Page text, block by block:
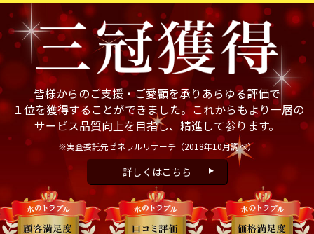
皆様からのご支援・ご愛顧を承りあらゆる評価で
１位を獲得することができました。これからもより一層の
サービス品質向上を目指し、精進して参ります。
※実査委託先ゼネラルリサーチ （2018年10月調べ）
詳しくはこちら